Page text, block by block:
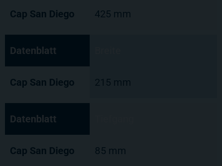
Cap San Diego 425 mm
Datenblatt
Cap San Diego 215 mm
Datenblatt
Cap San Diego 85 mm